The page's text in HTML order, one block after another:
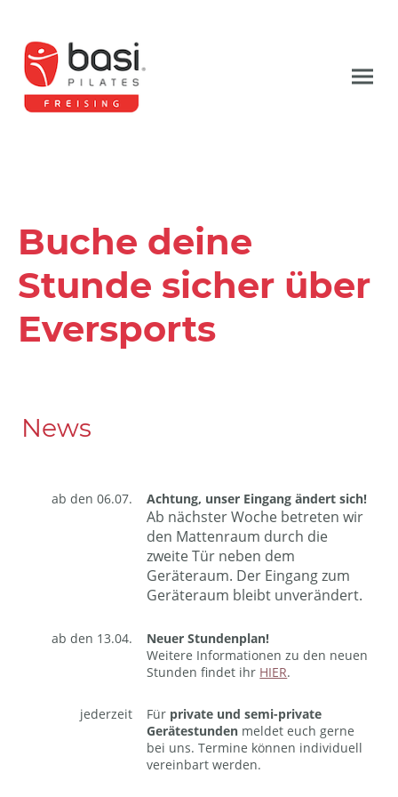
Buche deine
Stunde sicher über
Eversports
News
ab den 06.07. Achtung, unser Eingang ändert sich!
Ab nächster Woche betreten wir
den Mattenraum durch die
zweite Tür neben dem
Geräteraum. Der Eingang zum
Geräteraum bleibt unverändert.
ab den 13.04.
Neuer Stundenplan!
Weitere Informationen zu den neuen
Stunden findet ihr HIER.
jederzeit Für private und semi-private
Geräte­stunden meldet euch gerne
bei uns. Termine können individuell
vereinbart werden.